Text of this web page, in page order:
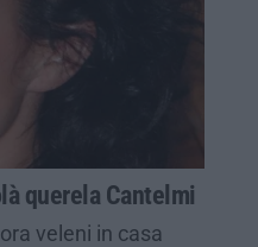
querela Cantelmi
veleni in casa